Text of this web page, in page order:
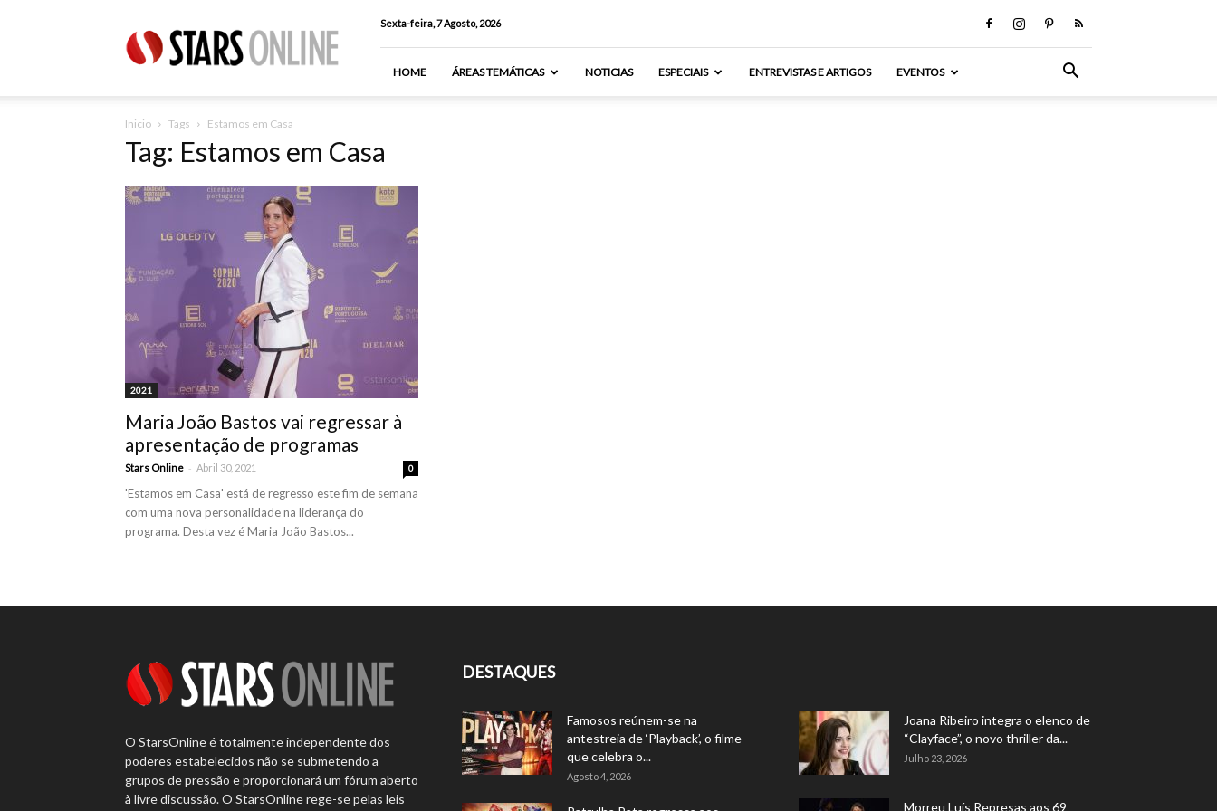
Online
Sexta-feira, 7 Agosto, 2026
HOME ÁREAS TEMÁTICAS NOTICIAS ESPECIAIS ENTREVISTAS E ARTIGOS EVENTOS
Inicio Tags Estamos em Casa
Tag: Estamos em Casa
2021
Maria João Bastos vai regressar à
apresentação de programas
Stars Online - Abril 30, 2021 0
'Estamos em Casa' está de regresso este fim de semana
com uma nova personalidade na liderança do
programa. Desta vez é Maria João Bastos...
O StarsOnline é totalmente independente dos
poderes estabelecidos não se submetendo a
grupos de pressão e proporcionará um fórum aberto
à livre discussão. O StarsOnline rege-se pelas leis
DESTAQUES
Famosos reúnem-se na
antestreia de ‘Playback’, o filme
que celebra o...
Agosto 4, 2026
Joana Ribeiro integra o elenco de
“Clayface”, o novo thriller da...
Julho 23, 2026
Morreu Luís Represas aos 69